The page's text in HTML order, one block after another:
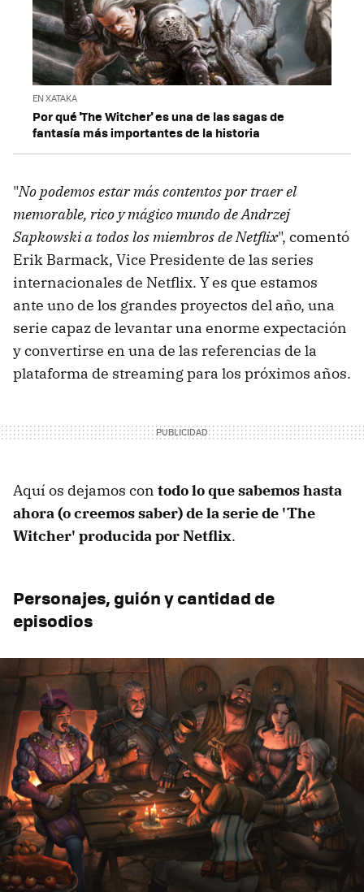
EN XATAKA
Por qué 'The Witcher' es una de las sagas de
fantasía más importantes de la historia
"No podemos estar más contentos por traer el
memorable, rico y mágico mundo de Andrzej
Sapkowski a todos los miembros de Netflix", comentó
Erik Barmack, Vice Presidente de las series
internacionales de Netflix. Y es que estamos
ante uno de los grandes proyectos del año, una
serie capaz de levantar una enorme expectación
y convertirse en una de las referencias de la
plataforma de streaming para los próximos años.
Aquí os dejamos con todo lo que sabemos hasta
ahora (o creemos saber) de la serie de 'The
Witcher' producida por Netflix.
Personajes, guión y cantidad de
episodios